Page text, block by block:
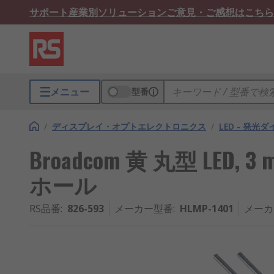
サポート産業別ソリューションご意見・ご感想はこちら
メニュー 型番
/ ディスプレイ・オプトエレクトロニクス / LED - 発光ダ
Broadcom 黄 丸型 LED, 3
ホール
RS品番: 826-593 メーカー型番: HLMP-1401 メー